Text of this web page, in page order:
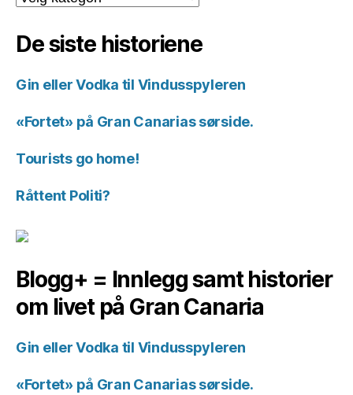
for
De siste historiene
Gin eller Vodka til Vindusspyleren
«Fortet» på Gran Canarias sørside.
Tourists go home!
Råttent Politi?
Blogg+ = Innlegg samt historier
om livet på Gran Canaria
Gin eller Vodka til Vindusspyleren
«Fortet» på Gran Canarias sørside.